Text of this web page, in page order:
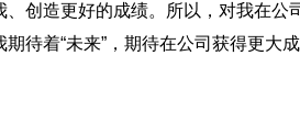
创造更好的成绩。所以，对我在公
待着“未来”，期待在公司获得更大成